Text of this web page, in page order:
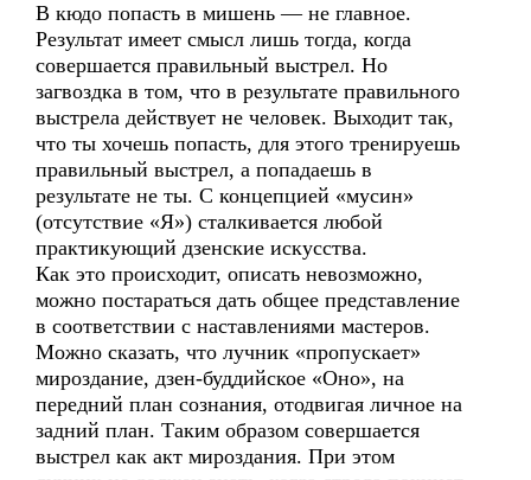
В кюдо попасть в мишень — не главное.
Результат имеет смысл лишь тогда, когда
совершается правильный выстрел. Но
загвоздка в том, что в результате правильного
выстрела действует не человек. Выходит так,
что ты хочешь попасть, для этого тренируешь
правильный выстрел, а попадаешь в
результате не ты. С концепцией «мусин»
(отсутствие «Я») сталкивается любой
практикующий дзенские искусства.
Как это происходит, описать невозможно,
можно постараться дать общее представление
в соответствии с наставлениями мастеров.
Можно сказать, что лучник «пропускает»
мироздание, дзен-буддийское «Оно», на
передний план сознания, отодвигая личное на
задний план. Таким образом совершается
выстрел как акт мироздания. При этом